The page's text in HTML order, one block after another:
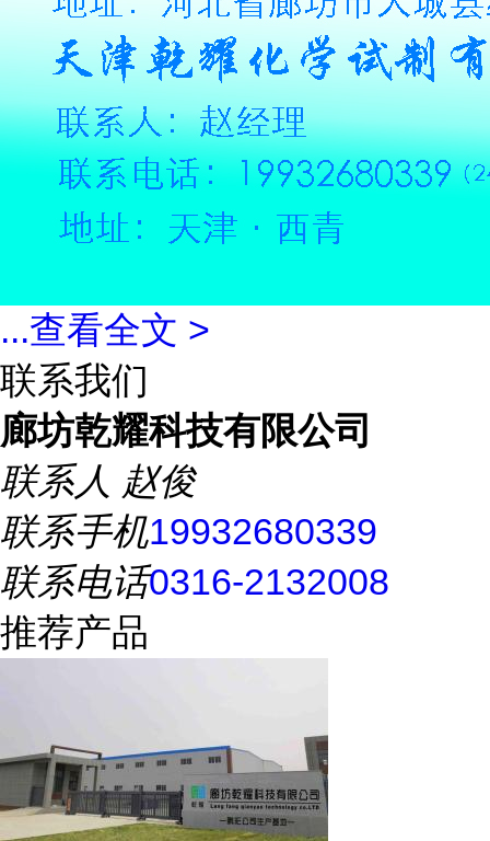
...查看全文 >
联系我们
廊坊乾耀科技有限公司
联系人 赵俊
联系手机19932680339
联系电话0316-2132008
推荐产品